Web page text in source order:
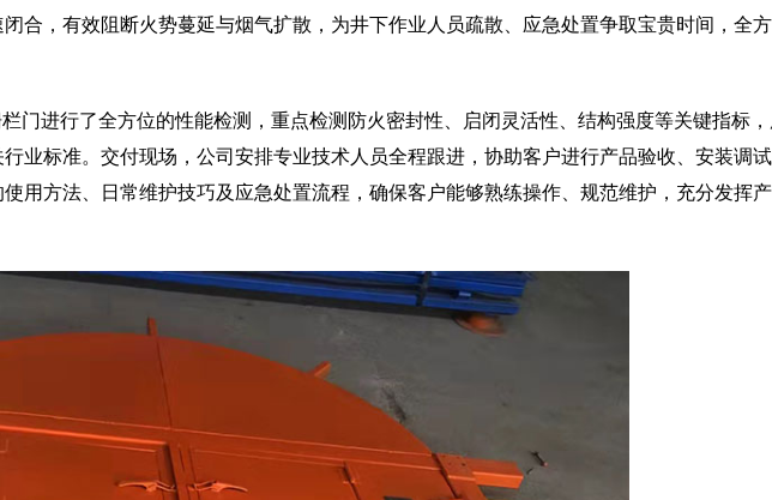
合，有效阻断火势蔓延与烟气扩散，为井下作业人员疏散、应急处置争取宝贵时间，全
门进行了全方位的性能检测，重点检测防火密封性、启闭灵活性、结构强度等关键指标
业标准。交付现场，公司安排专业技术人员全程跟进，协助客户进行产品验收、安装调
用方法、日常维护技巧及应急处置流程，确保客户能够熟练操作、规范维护，充分发挥